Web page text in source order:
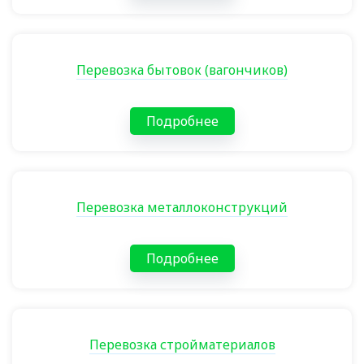
Перевозка бытовок (вагончиков)
Подробнее
Перевозка металлоконструкций
Подробнее
Перевозка стройматериалов